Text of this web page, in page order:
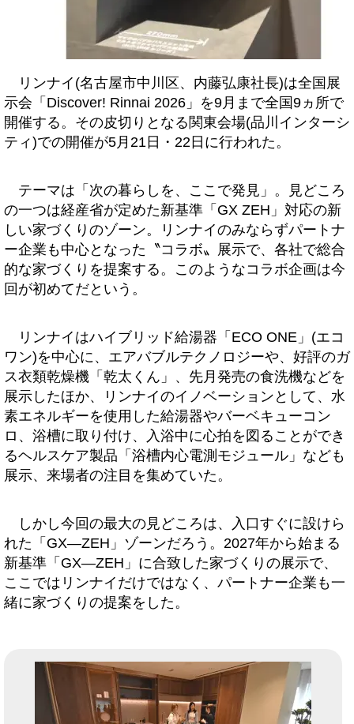
リンナイ(名古屋市中川区、内藤弘康社長)は全国展
示会「Discover! Rinnai 2026」を9月まで全国9ヵ所で
開催する。その皮切りとなる関東会場(品川インターシ
ティ)での開催が5月21日・22日に行われた。
テーマは「次の暮らしを、ここで発見」。見どころ
の一つは経産省が定めた新基準「GX ZEH」対応の新
しい家づくりのゾーン。リンナイのみならずパートナ
ー企業も中心となった〝コラボ〟展示で、各社で総合
的な家づくりを提案する。このようなコラボ企画は今
回が初めてだという。
リンナイはハイブリッド給湯器「ECO ONE」(エコ
ワン)を中心に、エアバブルテクノロジーや、好評のガ
ス衣類乾燥機「乾太くん」、先月発売の食洗機などを
展示したほか、リンナイのイノベーションとして、水
素エネルギーを使用した給湯器やバーベキューコン
ロ、浴槽に取り付け、入浴中に心拍を図ることができ
るヘルスケア製品「浴槽内心電測モジュール」なども
展示、来場者の注目を集めていた。
しかし今回の最大の見どころは、入口すぐに設けら
れた「GX―ZEH」ゾーンだろう。2027年から始まる
新基準「GX―ZEH」に合致した家づくりの展示で、
ここではリンナイだけではなく、パートナー企業も一
緒に家づくりの提案をした。